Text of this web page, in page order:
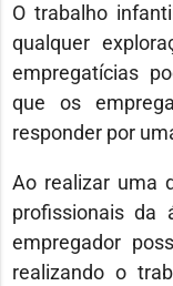
O trabalho
qualquer
empregatícias
que os
responder por
Ao realizar uma
profissionais da
empregador
realizando o